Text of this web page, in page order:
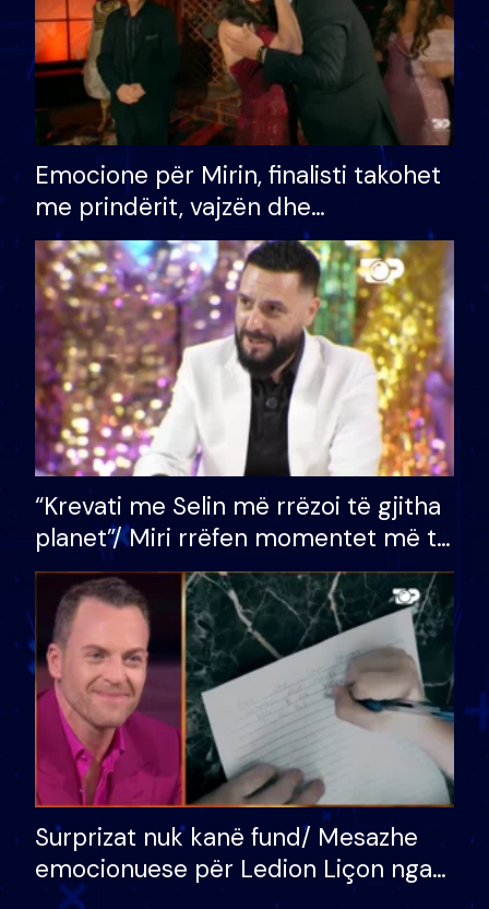
Emocione për Mirin, finalisti takohet
me prindërit, vajzën dhe
bashkëshorten: S’kemi ndonjë letër
divorci apo jo?
“Krevati me Selin më rrëzoi të gjitha
planet”/ Miri rrëfen momentet më të
bukura në shtëpinë e BB VIP: Do më
mungojë zilja e mëngjesit kur…
Surprizat nuk kanë fund/ Mesazhe
emocionuese për Ledion Liçon nga
nëna dhe fëmijët e tij, moderatori